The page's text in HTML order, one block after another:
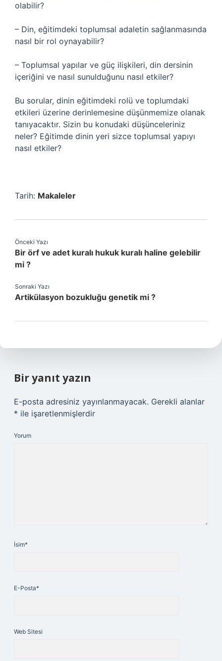
olabilir?
– Din, eğitimdeki toplumsal adaletin sağlanmasında
nasıl bir rol oynayabilir?
– Toplumsal yapılar ve güç ilişkileri, din dersinin
içeriğini ve nasıl sunulduğunu nasıl etkiler?
Bu sorular, dinin eğitimdeki rolü ve toplumdaki
etkileri üzerine derinlemesine düşünmemize olanak
tanıyacaktır. Sizin bu konudaki düşünceleriniz
neler? Eğitimde dinin yeri sizce toplumsal yapıyı
nasıl etkiler?
Tarih: Makaleler
Önceki Yazı
Bir örf ve adet kuralı hukuk kuralı haline gelebilir
mi ?
Sonraki Yazı
Artikülasyon bozukluğu genetik mi ?
Bir yanıt yazın
E-posta adresiniz yayınlanmayacak. Gerekli alanlar
* ile işaretlenmişlerdir
Yorum
İsim*
E-Posta*
Web Sitesi